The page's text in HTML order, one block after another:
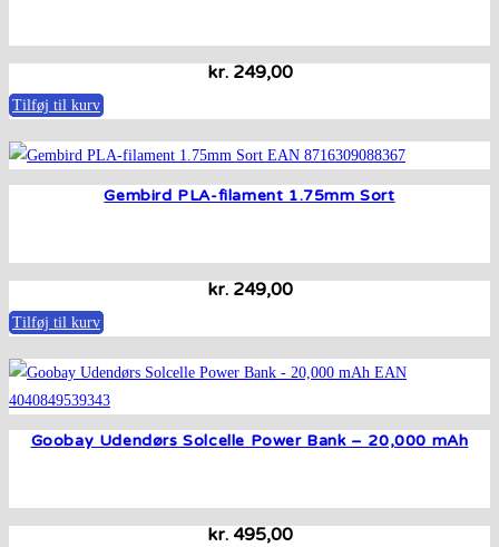
kr.249,00
Tilføj til kurv
Gembird PLA-filament 1.75mm Sort
kr.249,00
Tilføj til kurv
Goobay Udendørs Solcelle Power Bank – 20,000 mAh
kr.495,00